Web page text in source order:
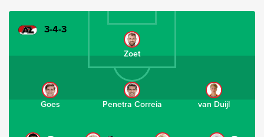
3-4-3
Zoet
Goes Penetra Correia van Duijl